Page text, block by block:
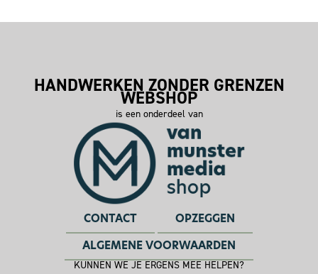
HANDWERKEN ZONDER GRENZEN
WEBSHOP
is een onderdeel van
CONTACT
OPZEGGEN
ALGEMENE VOORWAARDEN
KUNNEN WE JE ERGENS MEE HELPEN?